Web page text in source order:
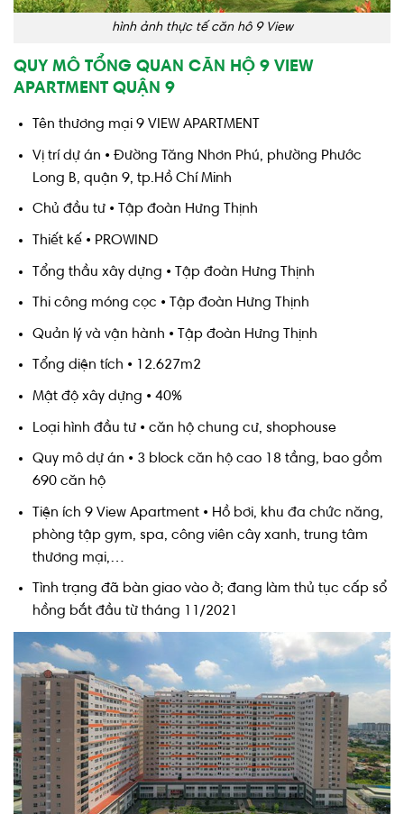
hình ảnh thực tế căn hô 9 View
QUY MÔ TỔNG QUAN CĂN HỘ 9 VIEW
APARTMENT QUẬN 9
Tên thương mại 9 VIEW APARTMENT
Vị trí dự án • Đường Tăng Nhơn Phú, phường Phước
Long B, quận 9, tp.Hồ Chí Minh
Chủ đầu tư • Tập đoàn Hưng Thịnh
Thiết kế • PROWIND
Tổng thầu xây dựng • Tập đoàn Hưng Thịnh
Thi công móng cọc • Tập đoàn Hưng Thịnh
Quản lý và vận hành • Tập đoàn Hưng Thịnh
Tổng diện tích • 12.627m2
Mật độ xây dựng • 40%
Loại hình đầu tư • căn hộ chung cư, shophouse
Quy mô dự án • 3 block căn hộ cao 18 tầng, bao gồm
690 căn hộ
Tiện ích 9 View Apartment • Hồ bơi, khu đa chức năng,
phòng tập gym, spa, công viên cây xanh, trung tâm
thương mại,…
Tình trạng đã bàn giao vào ở; đang làm thủ tục cấp sổ
hồng bắt đầu từ tháng 11/2021